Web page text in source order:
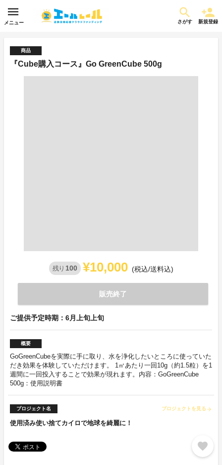
メニュー さがす 新規登録
商品
『Cube購入コース』Go GreenCube 500g
残り 100 ¥10,000 (税込/送料込)
販売終了
ご提供予定時期：6月上旬上旬
概要
GoGreenCubeを実際に手に取り、水を浄化したいところに使っていた
だき効果を体験していただけます。 1㎥あたり一回10g（約1.5粒）を1
週間に一回投入することで効果が現れます。内容：GoGreenCube
500g：使用説明書
プロジェクト名 プロジェクトを見る arrow_forward
使用済み使い捨てカイロで地球を綺麗に！
favorite